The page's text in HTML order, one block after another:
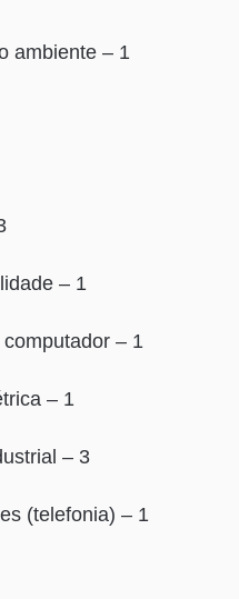
ambiente – 1
– 1
– 1
– 1
– 3
(telefonia) – 1